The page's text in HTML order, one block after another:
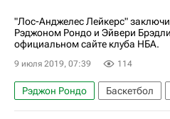
"Лос-Анджелес Лейкерс"
Рэджоном Рондо и Эйвери
официальном сайте клуба НБА.
9 июля 2019, 07:39 114
Рэджон Рондо Баскетбол
Лос-Анджелес Лейкерс